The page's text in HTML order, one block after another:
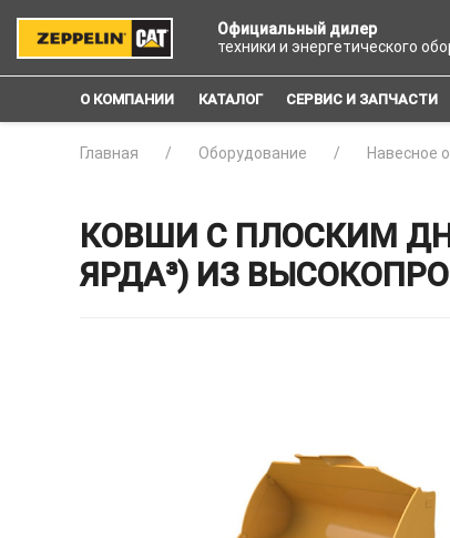
Официальный дилер
техники и энергетического
О КОМПАНИИ КАТАЛОГ СЕРВИС И ЗАПЧАСТИ
Главная Оборудование Навесное
КОВШИ С ПЛОСКИМ
ЯРДА³) ИЗ